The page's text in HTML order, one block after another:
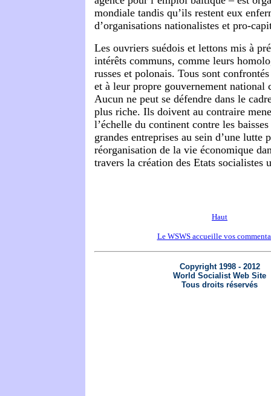
mondiale tandis qu’ils restent eux
d’organisations nationalistes et pro-
Les ouvriers suédois et lettons mis à
intérêts communs, comme leurs
russes et polonais. Tous sont
et à leur propre gouvernement national
Aucun ne peut se défendre dans le
plus riche. Ils doivent au contraire
l’échelle du continent contre les
grandes entreprises au sein d’une lutte
réorganisation de la vie économique
travers la création des Etats socialistes
Haut
Le WSWS accueille vos
Copyright 1998 - 2012
World Socialist Web Site
Tous droits réservés